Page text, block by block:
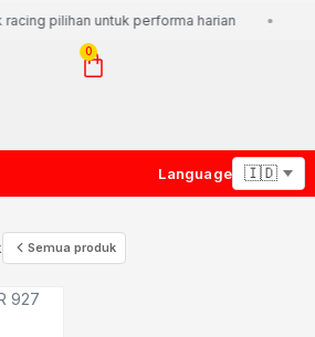
racing pilihan untuk performa harian
0
Language
Semua produk